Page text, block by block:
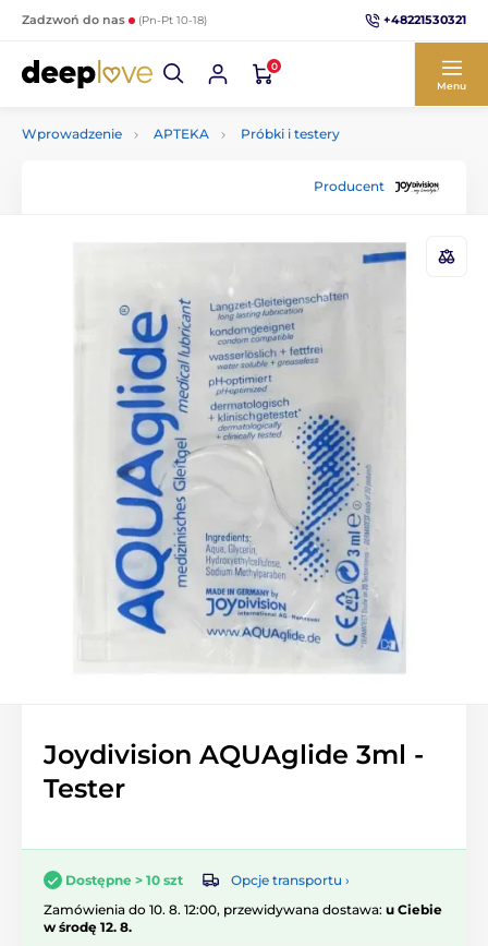
Zadzwoń do nas (Pn-Pt 10-18) +48221530321
0
Menu
Wprowadzenie APTEKA Próbki i testery
Producent
Joydivision AQUAglide 3ml -
Tester
Dostępne > 10 szt
Opcje transportu ›
Zamówienia do 10. 8. 12:00, przewidywana dostawa: u Ciebie
w środę 12. 8.